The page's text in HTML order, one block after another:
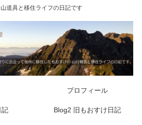
道具と移住ライフの日記です
プロフィール
記 Blog2 旧もおすけ日記